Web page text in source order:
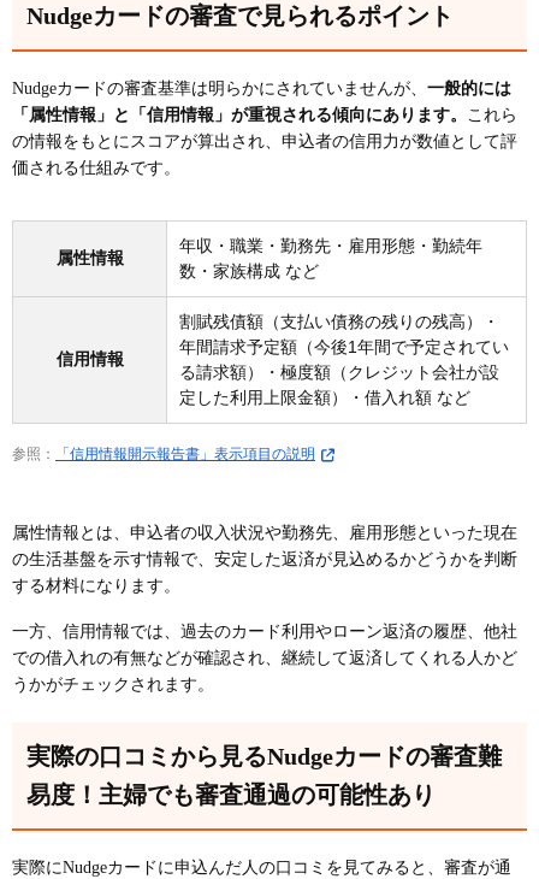
Nudgeカードの審査で見られるポイント
Nudgeカードの審査基準は明らかにされていませんが、 一般的には
「属性情報」と「信用情報」が重視される傾向にあります。
これら
の情報をもとにスコアが算出され、申込者の信用力が数値として評
価される仕組みです。
属性情報
年収・職業・勤務先・雇用形態・勤続年
数・家族構成 など
信用情報
割賦残債額（支払い債務の残りの残高）・
年間請求予定額（今後1年間で予定されてい
る請求額）・極度額（クレジット会社が設
定した利用上限金額）・借入れ額 など
参照： 「信用情報開示報告書」表示項目の説明
属性情報とは、申込者の収入状況や勤務先、雇用形態といった現在
の生活基盤を示す情報で、安定した返済が見込めるかどうかを判断
する材料になります。
一方、信用情報では、過去のカード利用やローン返済の履歴、他社
での借入れの有無などが確認され、継続して返済してくれる人かど
うかがチェックされます。
実際の口コミから見るNudgeカードの審査難
易度！主婦でも審査通過の可能性あり
実際にNudgeカードに申込んだ人の口コミを見てみると、審査が通